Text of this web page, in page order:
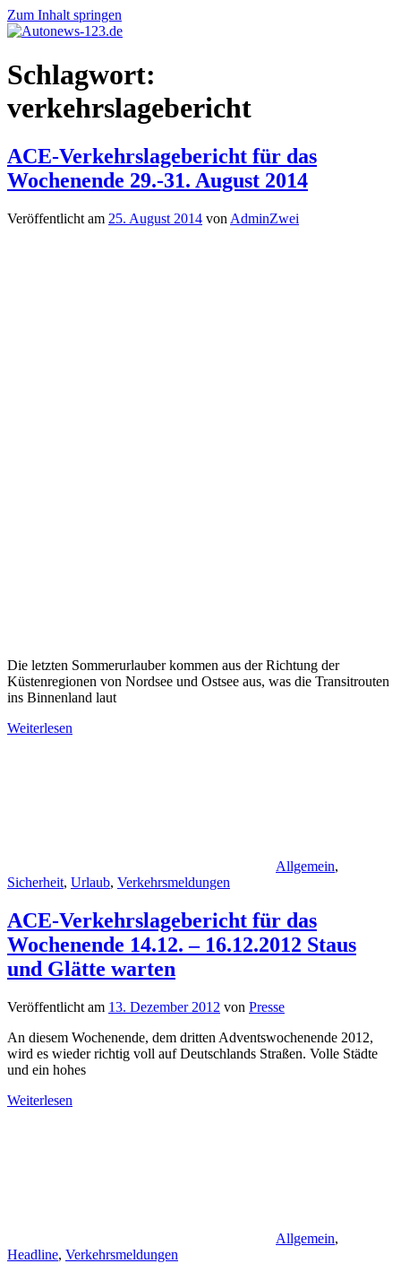
Zum Inhalt springen
Autonews-
123.de
Autonews
mit
Schlagwort:
verkehrslagebericht
ACE-Verkehrslagebericht für das
Wochenende 29.-31. August 2014
Veröffentlicht am 25. August 2014 von AdminZwei
Die letzten Sommerurlauber kommen aus der Richtung der
Küstenregionen von Nordsee und Ostsee aus, was die Transitrouten
ins Binnenland laut
Weiterlesen
Allgemein,
Sicherheit, Urlaub, Verkehrsmeldungen
ACE-Verkehrslagebericht für das
Wochenende 14.12. – 16.12.2012 Staus
und Glätte warten
Veröffentlicht am 13. Dezember 2012 von Presse
An diesem Wochenende, dem dritten Adventswochenende 2012,
wird es wieder richtig voll auf Deutschlands Straßen. Volle Städte
und ein hohes
Weiterlesen
Allgemein,
Headline, Verkehrsmeldungen